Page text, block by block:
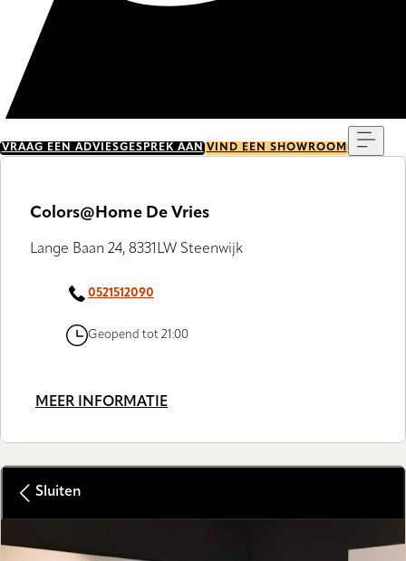
VRAAG EEN ADVIESGESPREK AAN VIND EEN SHOWROOM
Colors@Home De Vries
Lange Baan 24, 8331LW Steenwijk
0521512090
Geopend tot 21:00
MEER INFORMATIE
Sluiten